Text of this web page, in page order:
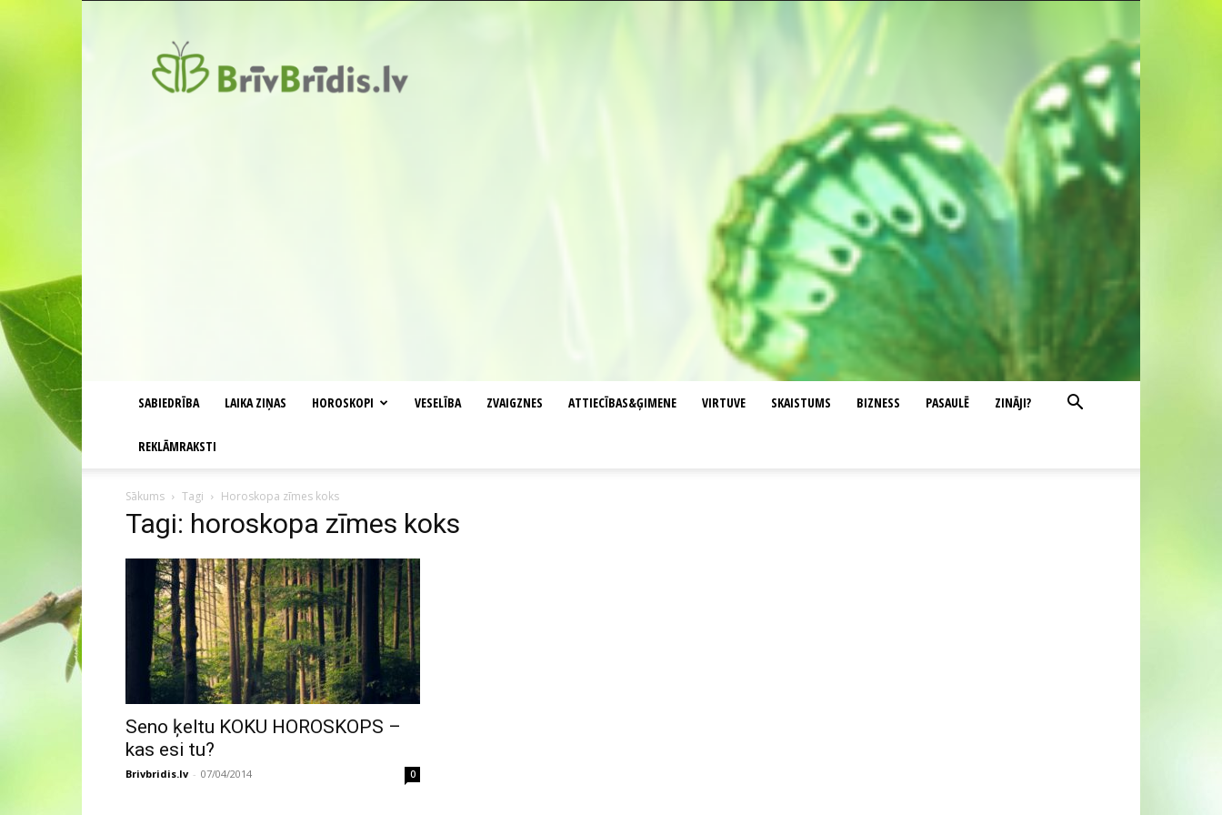
SABIEDRĪBA LAIKA ZIŅAS HOROSKOPI VESELĪBA ZVAIGZNES ATTIECĪBAS&ĢIMENE VIRTUVE SKAISTUMS BIZNESS PASAULĒ ZINĀJI?
REKLĀMRAKSTI
Sākums Tagi Horoskopa zīmes koks
Tagi: horoskopa zīmes koks
Seno ķeltu KOKU HOROSKOPS –
kas esi tu?
Brivbridis.lv - 07/04/2014 0